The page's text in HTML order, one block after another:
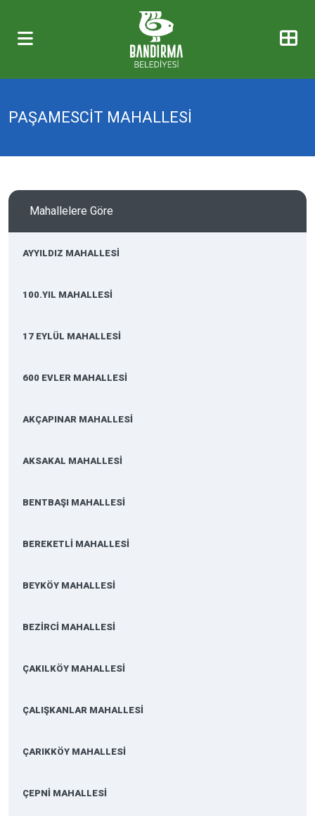
PAŞAMESCİT MAHALLESİ
Mahallelere Göre
AYYILDIZ MAHALLESİ
100.YIL MAHALLESİ
17 EYLÜL MAHALLESİ
600 EVLER MAHALLESİ
AKÇAPINAR MAHALLESİ
AKSAKAL MAHALLESİ
BENTBAŞI MAHALLESİ
BEREKETLİ MAHALLESİ
BEYKÖY MAHALLESİ
BEZİRCİ MAHALLESİ
ÇAKILKÖY MAHALLESİ
ÇALIŞKANLAR MAHALLESİ
ÇARIKKÖY MAHALLESİ
ÇEPNİ MAHALLESİ